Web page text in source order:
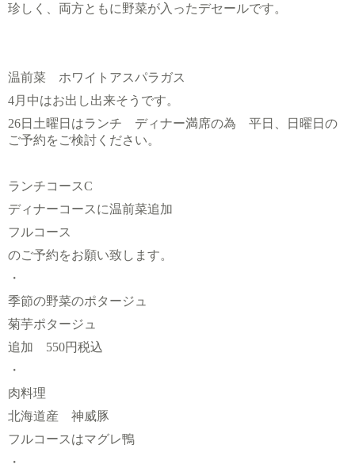
珍しく、両方ともに野菜が入ったデセールです。
温前菜 ホワイトアスパラガス
4月中はお出し出来そうです。
26日土曜日はランチ ディナー満席の為 平日、日曜日の
ご予約をご検討ください。
ランチコースC
ディナーコースに温前菜追加
フルコース
のご予約をお願い致します。
・
季節の野菜のポタージュ
菊芋ポタージュ
追加 550円税込
・
肉料理
北海道産 神威豚
フルコースはマグレ鴨